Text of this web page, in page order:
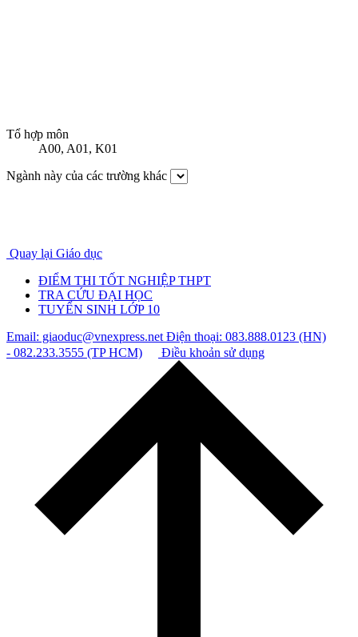
Tổ hợp môn
A00, A01, K01
Ngành này của các trường khác
Quay lại Giáo dục
ĐIỂM THI TỐT NGHIỆP THPT
TRA CỨU ĐẠI HỌC
TUYỂN SINH LỚP 10
Email: giaoduc@vnexpress.netĐiện thoại: 083.888.0123 (HN)
- 082.233.3555 (TP HCM)
Điều khoản sử dụng